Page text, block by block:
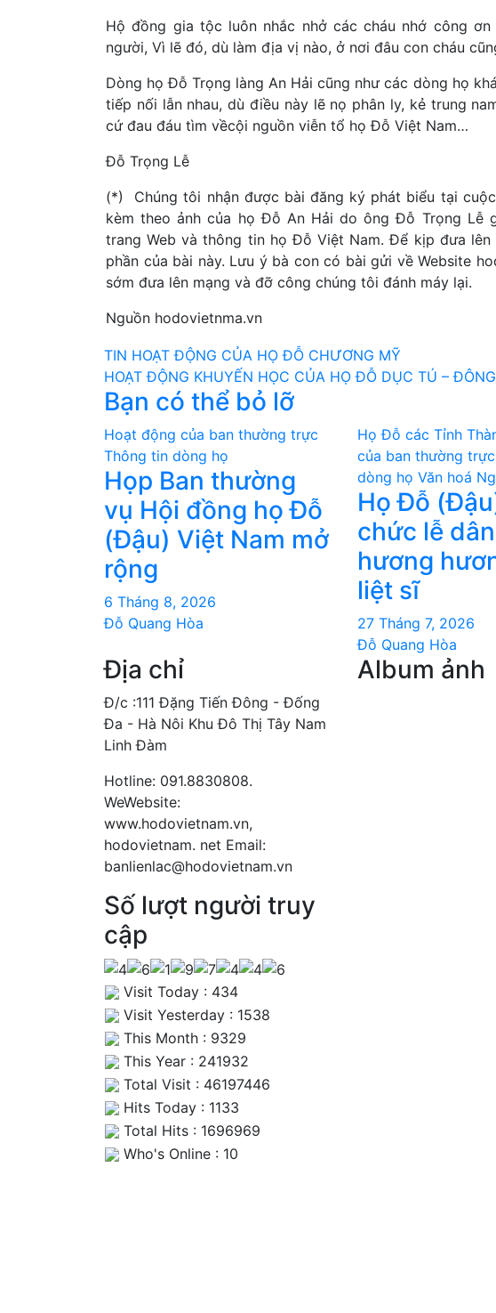
Hộ đồng gia tộc luôn nhắc nhở các cháu nhớ công
người, Vì lẽ đó, dù làm địa vị nào, ở nơi đâu con cháu
Dòng họ Đỗ Trọng làng An Hải cũng như các dòng họ
tiếp nối lẫn nhau, dù điều này lẽ nọ phân ly, kẻ trung
cứ đau đáu tìm vềcội nguồn viễn tổ họ Đỗ Việt Nam…
Đỗ Trọng Lễ
(*) Chúng tôi nhận được bài đăng ký phát biểu tại
kèm theo ảnh của họ Đỗ An Hải do ông Đỗ Trọng Lễ
trang Web và thông tin họ Đỗ Việt Nam. Để kịp đưa
phần của bài này. Lưu ý bà con có bài gửi về Website
sớm đưa lên mạng và đỡ công chúng tôi đánh máy lại.
Nguồn hodovietnma.vn
Điều
hướng
bài
viết
TIN HOẠT ĐỘNG CỦA HỌ ĐỖ CHƯƠNG MỸ
HOẠT ĐỘNG KHUYẾN HỌC CỦA HỌ ĐỖ DỤC TÚ –
Bạn có thể bỏ lỡ
Hoạt động của ban thường trực
Thông tin dòng họ
Họp Ban thường
vụ Hội đồng họ Đỗ
(Đậu) Việt Nam mở
rộng
6 Tháng 8, 2026
Đỗ Quang Hòa
Họ Đỗ các Tỉnh
của ban thường trực
dòng họ Văn hoá
Họ Đỗ
chức lễ
hương
liệt sĩ
27 Tháng 7, 2026
Đỗ Quang Hòa
Địa chỉ
Đ/c :111 Đặng Tiến Đông - Đống
Đa - Hà Nôi Khu Đô Thị Tây Nam
Linh Đàm
Hotline: 091.8830808.
WeWebsite:
www.hodovietnam.vn,
hodovietnam. net Email:
banlienlac@hodovietnam.vn
Số lượt người truy
cập
Visit Today : 434
Visit Yesterday : 1538
This Month : 9329
This Year : 241932
Total Visit : 46197446
Hits Today : 1133
Total Hits : 1696969
Who's Online : 10
Album ảnh